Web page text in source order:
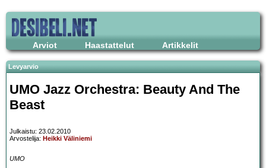
Arviot Haastattelut Artikkelit
Levyarvio
UMO Jazz Orchestra: Beauty And The
Beast
Julkaistu: 23.02.2010
Arvostelija: Heikki Väliniemi
UMO